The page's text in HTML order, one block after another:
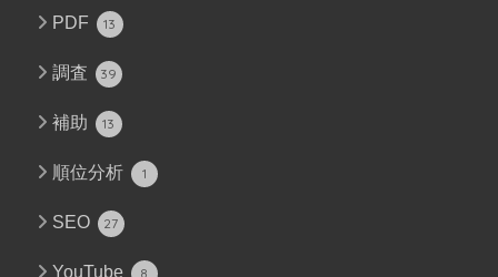
PDF 13
調査 39
補助 13
順位分析 1
SEO 27
YouTube 8